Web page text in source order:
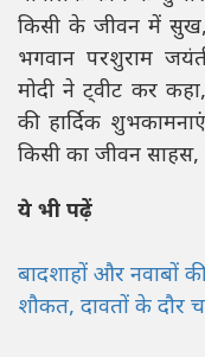
किसी के जीवन में
भगवान परशुराम
मोदी ने ट्वीट कर
की हार्दिक
किसी का जीवन साहस,
ये भी पढ़ें
बादशाहों और नवाबों
शौकत, दावतों के दौर